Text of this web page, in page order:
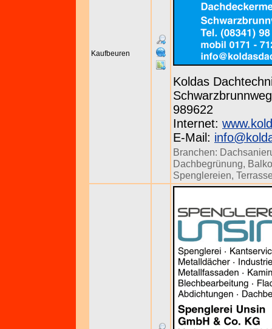
Kaufbeuren
Koldas
989622
Internet:
E-Mail:
Branchen:
Dachbegrünung,
Spenglereien,